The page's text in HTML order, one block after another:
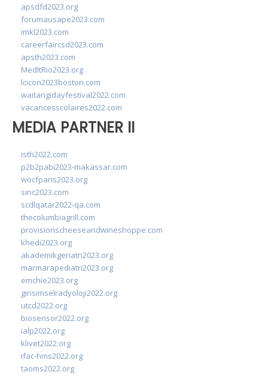
apsdfd2023.org
forumausape2023.com
imkl2023.com
careerfaircsd2023.com
apsth2023.com
MedItRio2023.org
lcicon2023boston.com
waitangidayfestival2022.com
vacancesscolaires2022.com
MEDIA PARTNER II
isth2022.com
p2b2pabi2023-makassar.com
wocfparis2023.org
sinc2023.com
scdlqatar2022-qa.com
thecolumbiagrill.com
provisionscheeseandwineshoppe.com
khedi2023.org
akademikgeriatri2023.org
marmarapediatri2023.org
emchie2023.org
girisimselradyoloji2022.org
utcd2022.org
biosensor2022.org
ialp2022.org
klivet2022.org
ifac-hms2022.org
taoms2022.org